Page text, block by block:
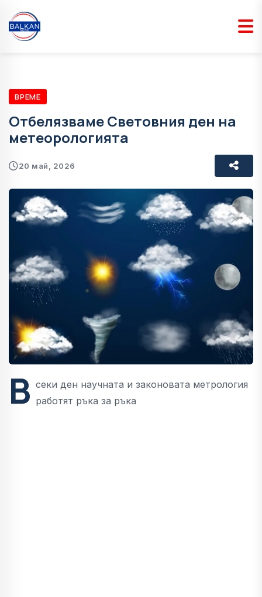
ВРЕМЕ
Отбелязваме Световния ден на
метеорологията
20 май, 2026
В секи ден научната и законовата метрология
работят ръка за ръка